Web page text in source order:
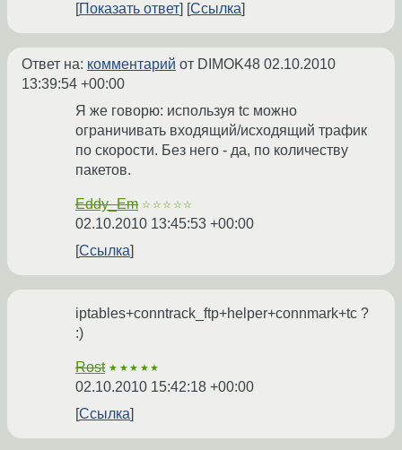
Показать ответ Ссылка
Ответ на: комментарий от DIMOK48 02.10.2010
13:39:54 +00:00
Я же говорю: используя tc можно
ограничивать входящий/исходящий трафик
по скорости. Без него - да, по количеству
пакетов.
Eddy_Em ☆☆☆☆☆
02.10.2010 13:45:53 +00:00
Ссылка
iptables+conntrack_ftp+helper+connmark+tc ?
:)
Rost ★★★★★
02.10.2010 15:42:18 +00:00
Ссылка